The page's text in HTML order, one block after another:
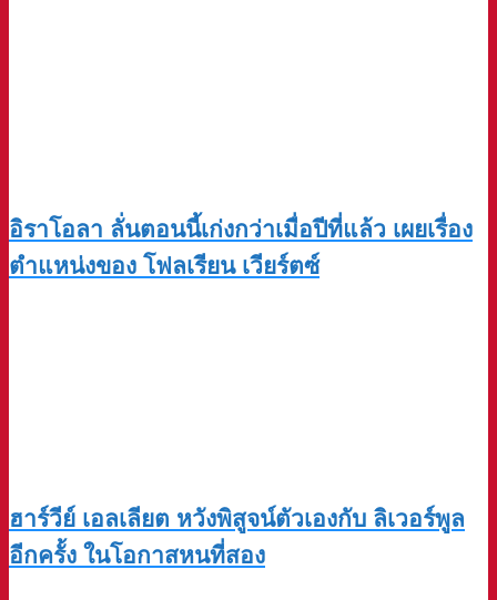
อิราโอลา ลั่นตอนนี้เก่งกว่าเมื่อปีที่แล้ว เผยเรื่อง
ตำแหน่งของ โฟลเรียน เวียร์ตซ์
ฮาร์วีย์ เอลเลียต หวังพิสูจน์ตัวเองกับ ลิเวอร์พูล
อีกครั้ง ในโอกาสหนที่สอง